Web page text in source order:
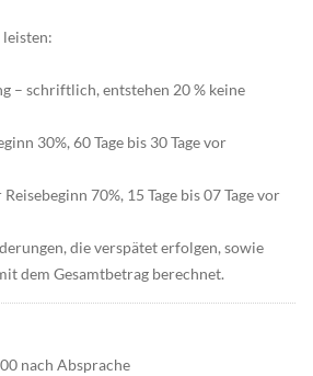
leisten:
– schriftlich, entstehen 20 % keine
30%, 60 Tage bis 30 Tage vor
Reisebeginn 70%, 15 Tage bis 07 Tage vor
die verspätet erfolgen, sowie
dem Gesamtbetrag berechnet.
nach Absprache